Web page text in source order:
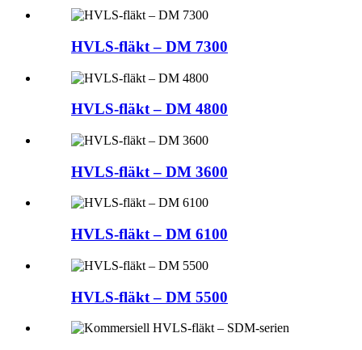
HVLS-fläkt – DM 7300
HVLS-fläkt – DM 4800
HVLS-fläkt – DM 3600
HVLS-fläkt – DM 6100
HVLS-fläkt – DM 5500